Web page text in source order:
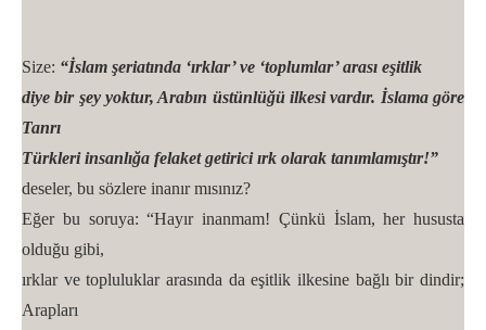
Size: “İslam şeriatında ‘ırklar’ ve ‘toplumlar’ arası eşitlik
diye bir şey yoktur, Arabın üstünlüğü ilkesi vardır. İslama göre
Tanrı
Türkleri insanlığa felaket getirici ırk olarak tanımlamıştır!”
deseler, bu sözlere inanır mısınız?
Eğer bu soruya: “Hayır inanmam! Çünkü İslam, her hususta
olduğu gibi,
ırklar ve topluluklar arasında da eşitlik ilkesine bağlı bir dindir;
Arapları